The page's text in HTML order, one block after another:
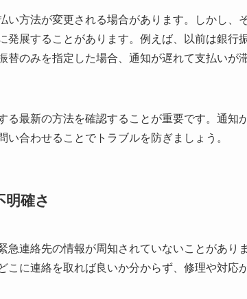
い方法が変更される場合があります。しかし、
発展することがあります。例えば、以前は銀行
替のみを指定した場合、通知が遅れて支払いが
る最新の方法を確認することが重要です。通知
合わせることでトラブルを防ぎましょう。
明確さ
急連絡先の情報が周知されていないことがあり
こに連絡を取れば良いか分からず、修理や対応